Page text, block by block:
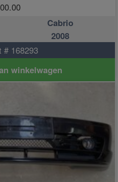
Cabrio
2008
# 168293
winkelwagen